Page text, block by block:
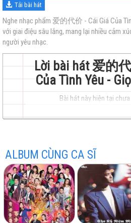
Nghe
hay
爱的代价 - Cái Giá Của Tình Yêu
Tải bài hát
Nghe nhạc phẩm 爱的代价 - Cái Giá Của
với giai điệu sâu lắng, mang lại nhiều cảm
người yêu nhạc.
Lời bài hát 爱的
Của Tình Yêu -
Bài hát này hiện tại
ALBUM CÙNG CA SĨ